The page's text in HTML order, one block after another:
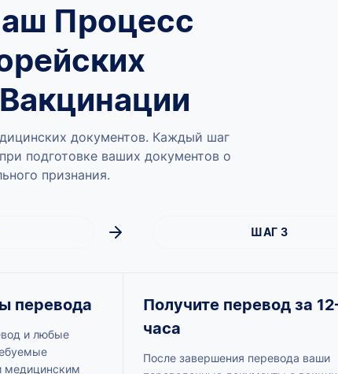
Процесс
документов. Каждый шаг
подготовке ваших документов о
признания.
ШАГ 3
перевода
и любые
медицинским
Получите перевод за
часа
После завершения перевода ваши